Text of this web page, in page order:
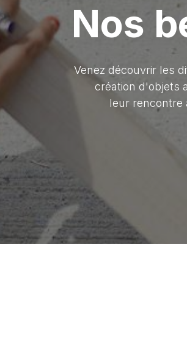
Nos
Venez découvrir les
création d'objets
leur rencontre